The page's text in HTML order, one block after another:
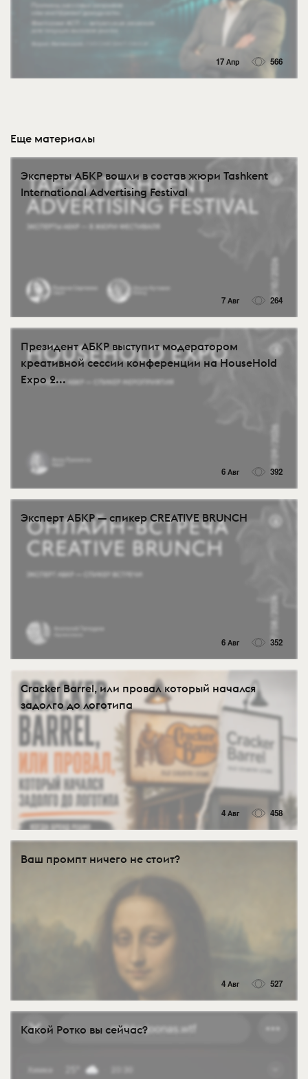
17 Апр 566
Еще материалы
Эксперты АБКР вошли в состав жюри Tashkent
International Advertising Festival
7 Авг 264
Президент АБКР выступит модератором
креативной сессии конференции на HouseHold
Expo 2...
6 Авг 392
Эксперт АБКР — спикер CREATIVE BRUNCH
6 Авг 352
Cracker Barrel, или провал который начался
задолго до логотипа
4 Авг 458
Ваш промпт ничего не стоит?
4 Авг 527
Какой Ротко вы сейчас?